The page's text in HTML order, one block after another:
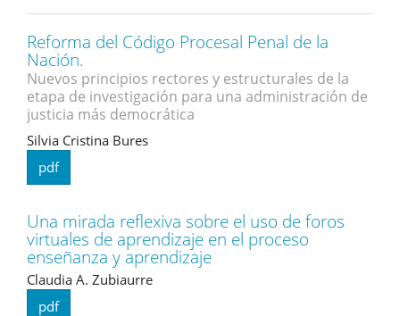
Reforma del Código Procesal Penal de la
Nación.
Nuevos principios rectores y estructurales de la
etapa de investigación para una administración de
justicia más democrática
Silvia Cristina Bures
pdf
Una mirada reflexiva sobre el uso de foros
virtuales de aprendizaje en el proceso
enseñanza y aprendizaje
Claudia A. Zubiaurre
pdf